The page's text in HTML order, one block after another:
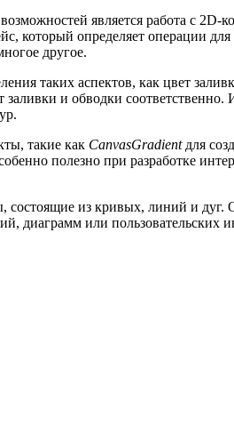
является работа с
который определяет операции
другое.
таких аспектов, как цвет
заливки и обводки
такие как CanvasGradientдля
полезно при разработке
из кривых, линий и
диаграмм или